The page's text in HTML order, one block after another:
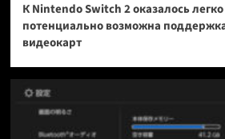
К Nintendo Switch 2 оказалось
потенциально возможна
видеокарт